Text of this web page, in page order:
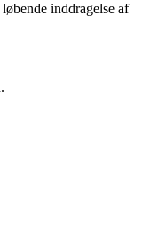
inddragelse af